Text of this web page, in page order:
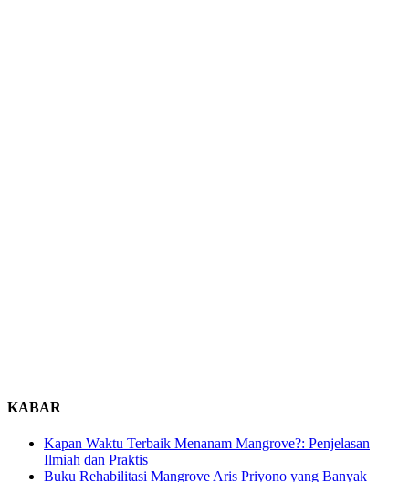
KABAR
Kapan Waktu Terbaik Menanam Mangrove?: Penjelasan
Ilmiah dan Praktis
Buku Rehabilitasi Mangrove Aris Priyono yang Banyak